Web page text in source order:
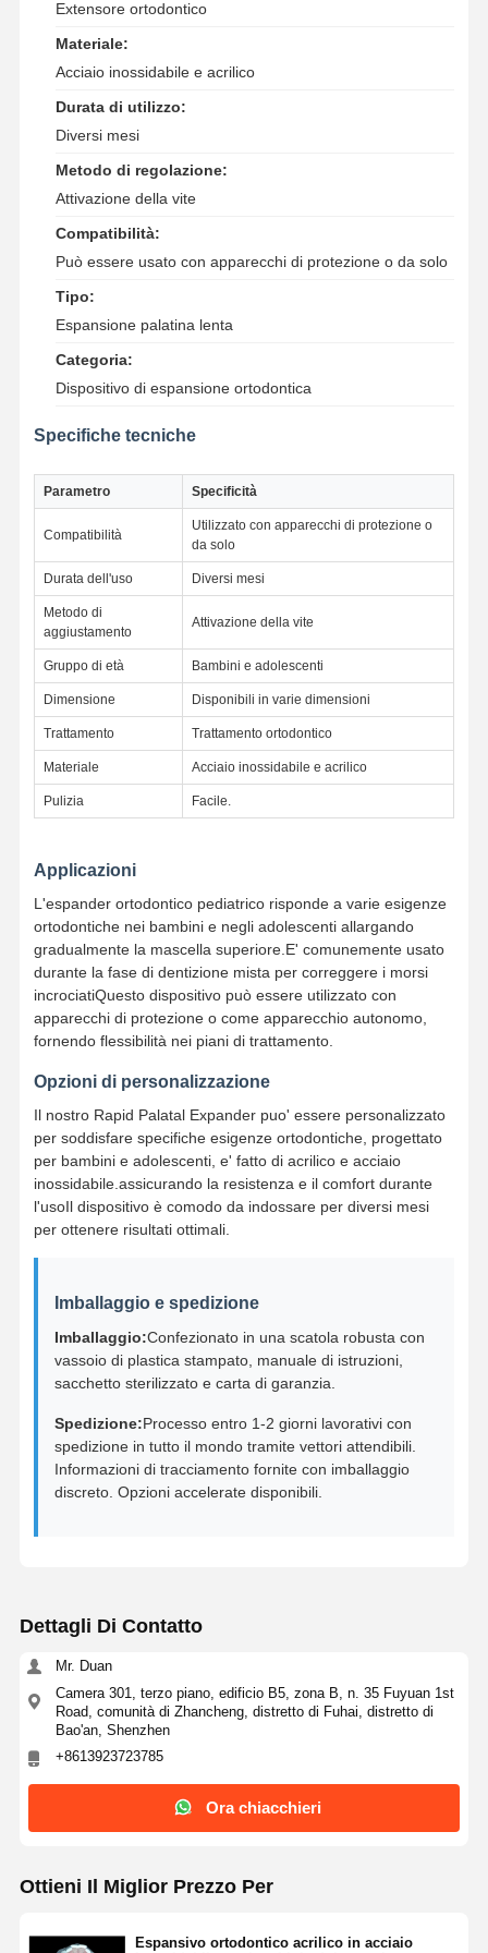
Contattaci
Ora
Chiacchieri
Dentiere in ceramica
Finitura Emax
Impianto dentario Antivari
Porcellane fuse al metallo
Ponte di zirconia
Apparecchi ortodontici rimovibili
protesi parziali flessibili
Protesi parziali in metallo
Protesi dentali acriliche complete
Collegamenti dentari di precisione
Manutentori dello spazio dentale
Sfresco oclusiale
Extensore ortodontico
Soluzioni per impianti dentali
Extensore ortodontico
Materiale:
Acciaio inossidabile e acrilico
Durata di utilizzo:
Diversi mesi
Metodo di regolazione:
Attivazione della vite
Compatibilità:
Può essere usato con apparecchi di protezione o da solo
Tipo:
Espansione palatina lenta
Categoria:
Dispositivo di espansione ortodontica
Specifiche tecniche
Parametro Specificità
Compatibilità
Utilizzato con apparecchi di protezione o
da solo
Durata dell'uso Diversi mesi
Metodo di
aggiustamento
Attivazione della vite
Gruppo di età Bambini e adolescenti
Dimensione Disponibili in varie dimensioni
Trattamento Trattamento ortodontico
Materiale Acciaio inossidabile e acrilico
Pulizia Facile.
Applicazioni
L'espander ortodontico pediatrico risponde a varie esigenze
ortodontiche nei bambini e negli adolescenti allargando
gradualmente la mascella superiore.E' comunemente usato
durante la fase di dentizione mista per correggere i morsi
incrociatiQuesto dispositivo può essere utilizzato con
apparecchi di protezione o come apparecchio autonomo,
fornendo flessibilità nei piani di trattamento.
Opzioni di personalizzazione
Il nostro Rapid Palatal Expander puo' essere personalizzato
per soddisfare specifiche esigenze ortodontiche, progettato
per bambini e adolescenti, e' fatto di acrilico e acciaio
inossidabile.assicurando la resistenza e il comfort durante
l'usoIl dispositivo è comodo da indossare per diversi mesi
per ottenere risultati ottimali.
Imballaggio e spedizione
Imballaggio:Confezionato in una scatola robusta con
vassoio di plastica stampato, manuale di istruzioni,
sacchetto sterilizzato e carta di garanzia.
Spedizione:Processo entro 1-2 giorni lavorativi con
spedizione in tutto il mondo tramite vettori attendibili.
Informazioni di tracciamento fornite con imballaggio
discreto. Opzioni accelerate disponibili.
Dettagli Di Contatto
Mr. Duan
Camera 301, terzo piano, edificio B5, zona B, n. 35 Fuyuan 1st
Road, comunità di Zhancheng, distretto di Fuhai, distretto di
Bao'an, Shenzhen
+8613923723785
Ora chiacchieri
Ottieni Il Miglior Prezzo Per
Espansivo ortodontico acrilico in acciaio